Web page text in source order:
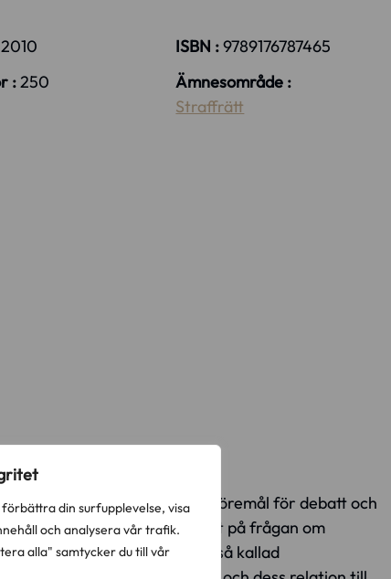
din surfupplevelse, visa
och analysera vår trafik.
alla" samtycker du till vår
2010 ISBN :9789176787465
:250
Ämnesområde :
Straffrätt
är med jämna mellanrum föremål för debatt och
stor utsträckning fokuserat på frågan om
argumenterats för att en så kallad